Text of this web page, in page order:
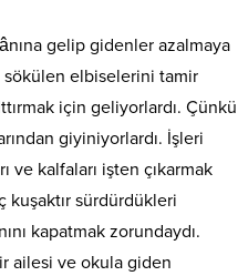
gelip gidenler azalmaya
sökülen elbiselerini tamir
için geliyorlardı. Çünkü
giyiniyorlardı. İşleri
ve kalfaları işten çıkarmak
kuşaktır sürdürdükleri
kapatmak zorundaydı.
ailesi ve okula giden